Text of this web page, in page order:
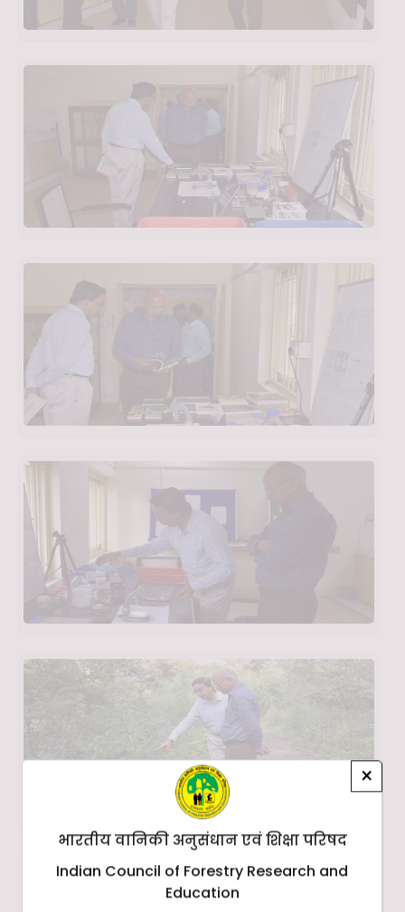
×
भारतीय वानिकी अनुसंधान एवं शिक्षा परिषद
Indian Council of Forestry Research and
Education